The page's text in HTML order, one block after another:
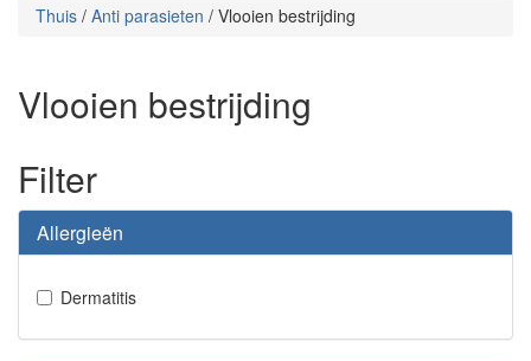
Thuis / Anti parasieten / Vlooien bestrijding
Vlooien bestrijding
Filter
Allergieën
Dermatitis